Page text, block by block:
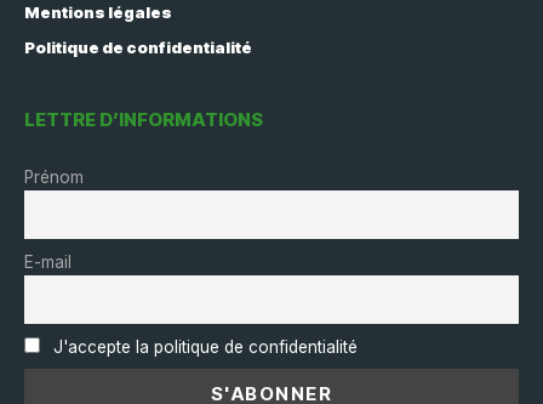
Mentions légales
Politique de confidentialité
LETTRE D’INFORMATIONS
Prénom
E-mail
J'accepte la politique de confidentialité